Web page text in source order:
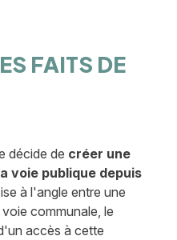
FAITS DE
décide de créer une
voie publique depuis
à l'angle entre une
communale, le
accès à cette